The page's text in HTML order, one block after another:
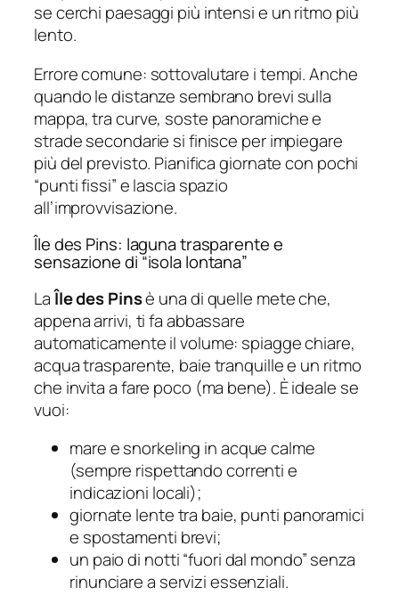
se cerchi paesaggi più intensi e un ritmo più
lento.
Errore comune: sottovalutare i tempi. Anche
quando le distanze sembrano brevi sulla
mappa, tra curve, soste panoramiche e
strade secondarie si finisce per impiegare
più del previsto. Pianifica giornate con pochi
“punti fissi” e lascia spazio
all’improvvisazione.
Île des Pins: laguna trasparente e
sensazione di “isola lontana”
LaÎle des Pinsè una di quelle mete che,
appena arrivi, ti fa abbassare
automaticamente il volume: spiagge chiare,
acqua trasparente, baie tranquille e un ritmo
che invita a fare poco (ma bene). È ideale se
vuoi:
mare e snorkeling in acque calme
(sempre rispettando correnti e
indicazioni locali);
giornate lente tra baie, punti panoramici
e spostamenti brevi;
un paio di notti “fuori dal mondo” senza
rinunciare a servizi essenziali.